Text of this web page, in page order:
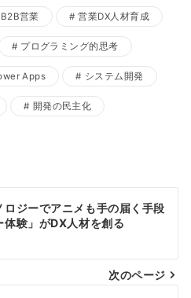
B2B営業 営業DX人材育成
プログラミング的思考
Apps システム開発
開発の民主化
ロジーでアニメも手の届く手段
体験」がDX人材を創る
次のページ